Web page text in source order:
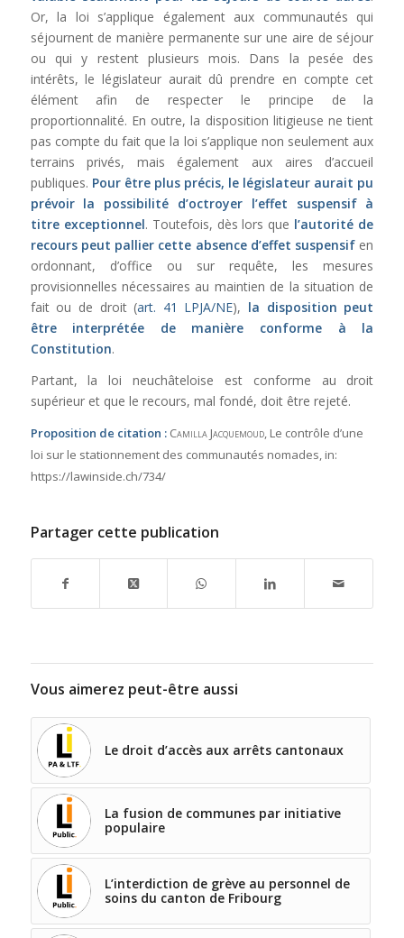
Or, la loi s’applique également aux communautés qui
séjournent de manière permanente sur une aire de séjour
ou qui y restent plusieurs mois. Dans la pesée des
intérêts, le législateur aurait dû prendre en compte cet
élément afin de respecter le principe de la
proportionnalité. En outre, la disposition litigieuse ne tient
pas compte du fait que la loi s’applique non seulement aux
terrains privés, mais également aux aires d’accueil
publiques. Pour être plus précis, le législateur aurait pu
prévoir la possibilité d’octroyer l’effet suspensif à
titre exceptionnel. Toutefois, dès lors que l’autorité de
recours peut pallier cette absence d’effet suspensif en
ordonnant, d’office ou sur requête, les mesures
provisionnelles nécessaires au maintien de la situation de
fait ou de droit (art. 41 LPJA/NE), la disposition peut
être interprétée de manière conforme à la
Constitution.
Partant, la loi neuchâteloise est conforme au droit
supérieur et que le recours, mal fondé, doit être rejeté.
Proposition de citation : Camilla Jacquemoud, Le contrôle d’une
loi sur le stationnement des communautés nomades, in:
https://lawinside.ch/734/
Partager cette publication
Vous aimerez peut-être aussi
Le droit d’accès aux arrêts cantonaux
La fusion de communes par initiative
populaire
L’interdiction de grève au personnel de
soins du canton de Fribourg